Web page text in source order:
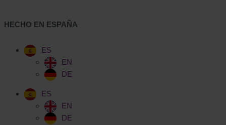
HECHO EN ESPAÑA
ES
EN
DE
ES
EN
DE